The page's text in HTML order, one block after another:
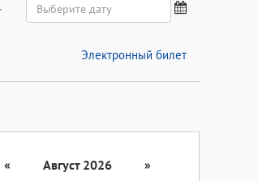
Электронный билет
« Август 2026
»